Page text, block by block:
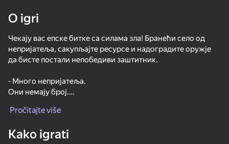
Break the Noob Completely!
O igri
Чекају вас епске битке са силама зла! Бранећи село од
непријатеља, сакупљајте ресурсе и надоградите оружје
да бисте постали непобедиви заштитник.
- Много непријатеља.
Они немају број.
- Ажурирање арсенала.
Pročitajte više
Kako igrati